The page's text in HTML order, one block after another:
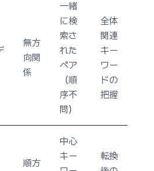
無方
向関
係
一緒
に検
索さ
れた
ペア
（順
序不
問）
全体
関連
キー
ワー
ドの
把握
順方
中心
キー
転換